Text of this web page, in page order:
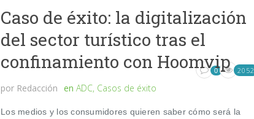
Caso de éxito: la digitalización
del sector turístico tras el
confinamiento con Hoomvip
por Redacción en ADC, Casos de éxito
0 2052
Los medios y los consumidores quieren saber cómo será la